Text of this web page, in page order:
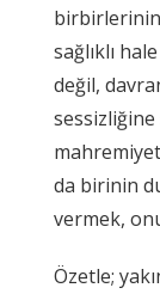
birbirlerinin
sağlıklı
değil,
da birinin
vermek,
Özetle;